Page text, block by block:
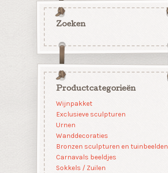
Zoeken
Productcategorieën
Wijnpakket
Exclusieve sculpturen
Urnen
Wanddecoraties
Bronzen sculpturen en tuinbeelden
Carnavals beeldjes
Sokkels / Zuilen